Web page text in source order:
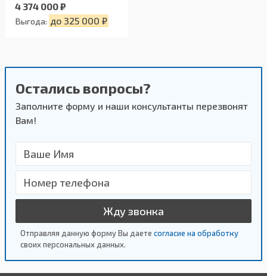
4 374 000 ₽
Выгода: до 325 000 ₽
Остались вопросы?
Заполните форму и наши консультанты перезвонят
Вам!
Жду звонка
Отправляя данную форму Вы даете согласие на обработку
своих персональных данных.